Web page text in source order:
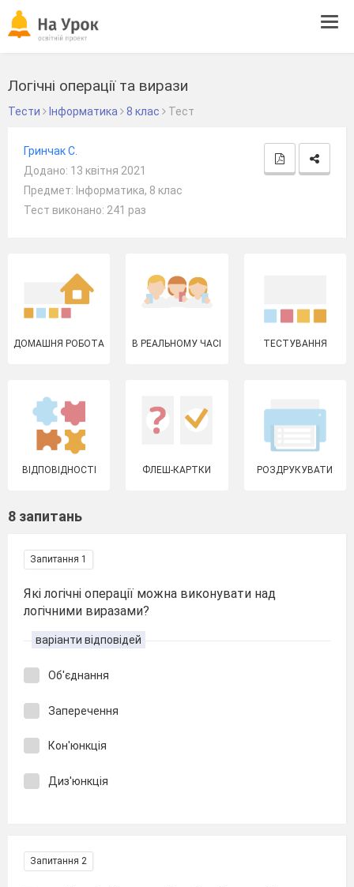
Логічні операції та вирази
Тести Інформатика 8 клас Тест
Гринчак С.
Додано: 13 квітня 2021
Предмет: Інформатика, 8 клас
Тест виконано: 241 раз
ДОМАШНЯ РОБОТА В РЕАЛЬНОМУ ЧАСІ ТЕСТУВАННЯ
ВІДПОВІДНОСТІ ФЛЕШ-КАРТКИ РОЗДРУКУВАТИ
8 запитань
Запитання 1
Які логічні операції можна виконувати над
логічними виразами?
варіанти відповідей
Об'єднання
Заперечення
Кон'юнкція
Диз'юнкція
Запитання 2